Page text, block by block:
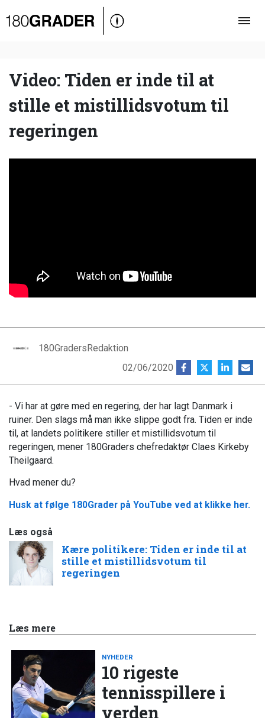
Oversigt
Debat
Video
Podcast
Video: Tiden er inde til at
stille et mistillidsvotum til
regeringen
180GradersRedaktion
02/06/2020
- Vi har at gøre med en regering, der har lagt Danmark i
ruiner. Den slags må man ikke slippe godt fra. Tiden er inde
til, at landets politikere stiller et mistillidsvotum til
regeringen, mener 180Graders chefredaktør Claes Kirkeby
Theilgaard.
Hvad mener du?
Husk at følge 180Grader på YouTube ved at klikke her.
Læs også
Kære politikere: Tiden er inde til at
stille et mistillidsvotum til
regeringen
Læs mere
NYHEDER
10 rigeste
tennisspillere i
verden